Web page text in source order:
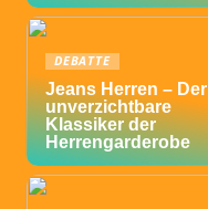
DEBATTE
Jeans Herren – Der
unverzichtbare
Klassiker der
Herrengarderobe